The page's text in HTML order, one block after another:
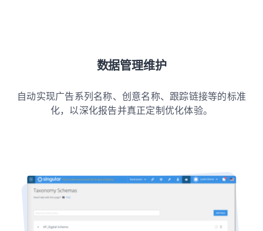
数据管理维护
自动实现广告系列名称、创意名称、跟踪链接等的标准
化，以深化报告并真正定制优化体验。